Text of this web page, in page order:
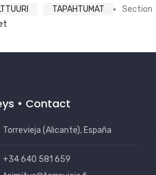
TAPAHTUMAT
Section
• Contact
Torrevieja (Alicante), España
+34 640 581 659